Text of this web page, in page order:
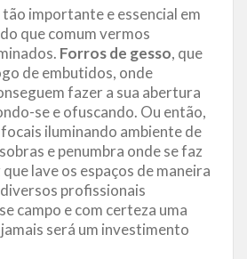
importante e essencial em
que comum vermos
Forros de gesso, que
de embutidos, onde
fazer a sua abertura
se e ofuscando. Ou então,
iluminando ambiente de
e penumbra onde se faz
lave os espaços de maneira
profissionais
campo e com certeza uma
será um investimento